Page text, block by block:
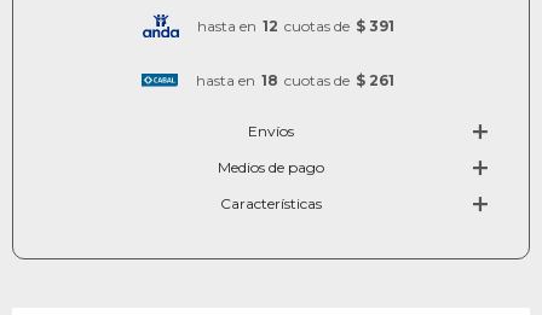
hasta en 12 cuotas de $ 391
hasta en 18 cuotas de $ 261
Envíos
Medios de pago
Características